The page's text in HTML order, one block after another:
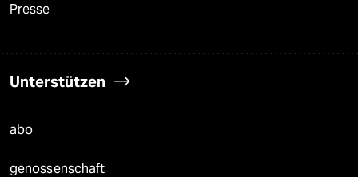
Presse
Unterstützen
abo
genossenschaft